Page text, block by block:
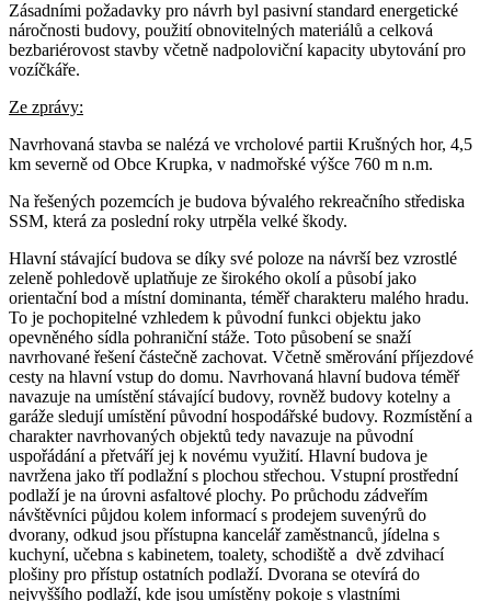
Zásadními požadavky pro návrh byl pasivní standard energetické
náročnosti budovy, použití obnovitelných materiálů a celková
bezbariérovost stavby včetně nadpoloviční kapacity ubytování pro
vozíčkáře.
Ze zprávy:
Navrhovaná stavba se nalézá ve vrcholové partii Krušných hor, 4,5
km severně od Obce Krupka, v nadmořské výšce 760 m n.m.
Na řešených pozemcích je budova bývalého rekreačního střediska
SSM, která za poslední roky utrpěla velké škody.
Hlavní stávající budova se díky své poloze na návrší bez vzrostlé
zeleně pohledově uplatňuje ze širokého okolí a působí jako
orientační bod a místní dominanta, téměř charakteru malého hradu.
To je pochopitelné vzhledem k původní funkci objektu jako
opevněného sídla pohraniční stáže. Toto působení se snaží
navrhované řešení částečně zachovat. Včetně směrování příjezdové
cesty na hlavní vstup do domu. Navrhovaná hlavní budova téměř
navazuje na umístění stávající budovy, rovněž budovy kotelny a
garáže sledují umístění původní hospodářské budovy. Rozmístění a
charakter navrhovaných objektů tedy navazuje na původní
uspořádání a přetváří jej k novému využití. Hlavní budova je
navržena jako tří podlažní s plochou střechou. Vstupní prostřední
podlaží je na úrovni asfaltové plochy. Po průchodu zádveřím
návštěvníci půjdou kolem informací s prodejem suvenýrů do
dvorany, odkud jsou přístupna kancelář zaměstnanců, jídelna s
kuchyní, učebna s kabinetem, toalety, schodiště a dvě zdvihací
plošiny pro přístup ostatních podlaží. Dvorana se otevírá do
nejvyššího podlaží, kde jsou umístěny pokoje s vlastními